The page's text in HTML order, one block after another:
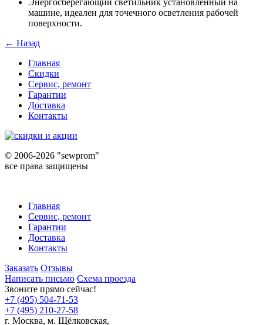
машине, идеален для точечного осветления рабочей
поверхности.
← Назад
Главная
Скидки
Сервис, ремонт
Гарантии
Доставка
Контакты
© 2006-2026 "sewprom"
все права защищены
Главная
Сервис, ремонт
Гарантии
Доставка
Контакты
Заказать Отзывы
Написать письмо Схема проезда
Звоните прямо сейчас!
+7 (495) 504-71-53
+7 (495) 210-27-58
г. Москва, м. Щёлковская,